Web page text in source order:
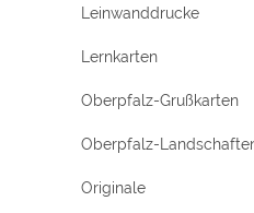
Leinwanddrucke
Lernkarten
Oberpfalz-Grußkarten
Oberpfalz-
Originale